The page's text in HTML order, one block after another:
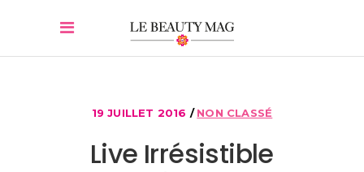
19 JUILLET 2016 NON CLASSÉ
Live Irrésistible